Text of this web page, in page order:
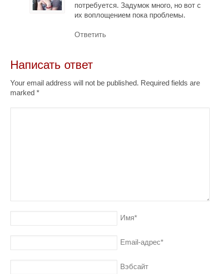
потребуется. Задумок много, но вот с
их воплощением пока проблемы.
Ответить
Написать ответ
Your email address will not be published. Required fields are
marked*
Имя*
Email-адрес*
Вэбсайт